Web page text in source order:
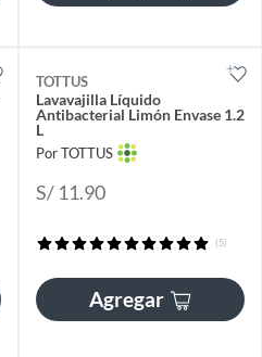
TOTTUS
Lavavajilla Líquido
Antibacterial Limón Envase 1.2
L
Por TOTTUS
S/ 11.90
(5)
Agregar